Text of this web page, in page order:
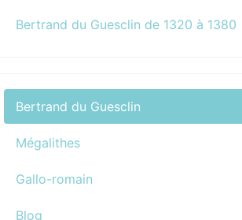
Bertrand du Guesclin de 1320 à 1380
Bertrand du Guesclin
Mégalithes
Gallo-romain
Blog